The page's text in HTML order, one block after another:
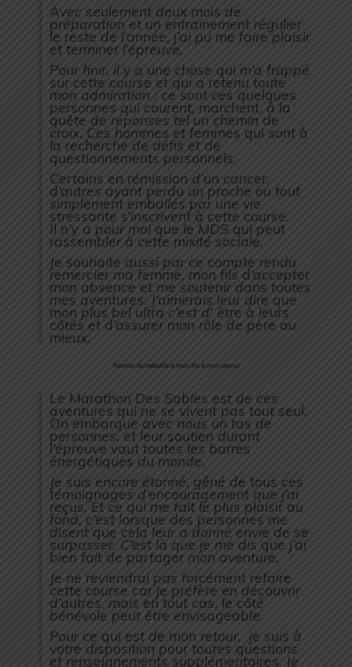
Avec seulement deux mois de
préparation et un entrainement régulier
le reste de l’année, j’ai pu me faire plaisir
et terminer l’épreuve.
Pour finir, il y a une chose qui m’a frappé
sur cette course et qui a retenu toute
mon admiration : ce sont ces quelques
personnes qui courent, marchent, à la
quête de réponses tel un chemin de
croix. Ces hommes et femmes qui sont à
la recherche de défis et de
questionnements personnels.
Certains en rémission d’un cancer,
d’autres ayant perdu un proche ou tout
simplement emballés par une vie
stressante s’inscrivent à cette course.
Il n’y a pour moi que le MDS qui peut
rassembler à cette mixité sociale.
Je souhaite aussi par ce compte rendu
remercier ma femme, mon fils d’accepter
mon absence et me soutenir dans toutes
mes aventures. J’aimerais leur dire que
mon plus bel ultra c’est d’ être à leurs
côtés et d’assurer mon rôle de père au
mieux.
Remise de médaille à mon fils à mon retour
Le Marathon Des Sables est de ces
aventures qui ne se vivent pas tout seul.
On embarque avec nous un tas de
personnes, et leur soutien durant
l’épreuve vaut toutes les barres
énergétiques du monde.
Je suis encore étonné, gêné de tous ces
témoignages d’encouragement que j’ai
reçus. Et ce qui me fait le plus plaisir au
fond, c’est lorsque des personnes me
disent que cela leur a donné envie de se
surpasser. C’est là que je me dis que j’ai
bien fait de partager mon aventure.
Je ne reviendrai pas forcément refaire
cette course car je préfère en découvrir
d’autres, mais en tout cas, le côté
bénévole peut être envisageable.
Pour ce qui est de mon retour, je suis à
votre disposition pour toutes questions
et renseignements supplémentaires. Je